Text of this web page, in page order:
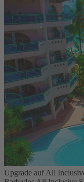
Upgrade auf All